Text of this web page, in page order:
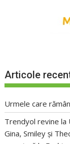
Articole
Urmele care
Trendyol revine la
Gina, Smiley și